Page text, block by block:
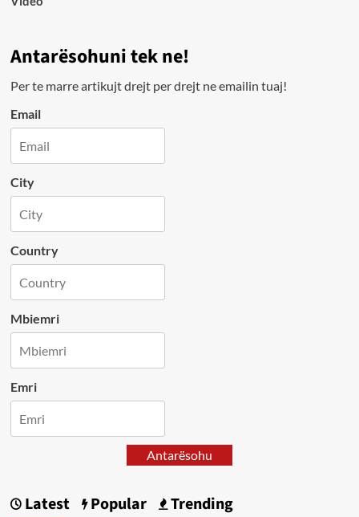
Antarësohuni tek ne!
Per te marre artikujt drejt per drejt ne emailin tuaj!
Email
City
Country
Mbiemri
Emri
Antarësohu
Latest Popular Trending